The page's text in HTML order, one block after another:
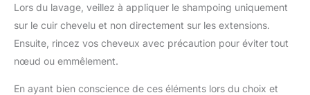
Lors du lavage, veillez à appliquer le shampoing uniquement
sur le cuir chevelu et non directement sur les extensions.
Ensuite, rincez vos cheveux avec précaution pour éviter tout
nœud ou emmêlement.
En ayant bien conscience de ces éléments lors du choix et